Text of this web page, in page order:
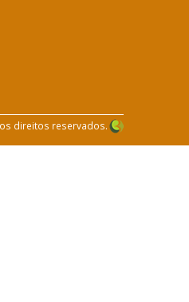
direitos reservados.